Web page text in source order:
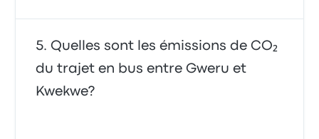
Quelles sont les émissions de CO₂
du trajet en bus entre Gweru et
Kwekwe?